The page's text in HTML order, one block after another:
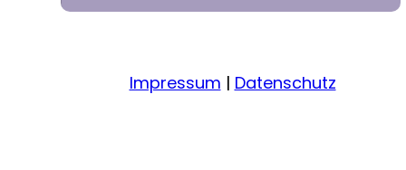
Impressum | Datenschutz